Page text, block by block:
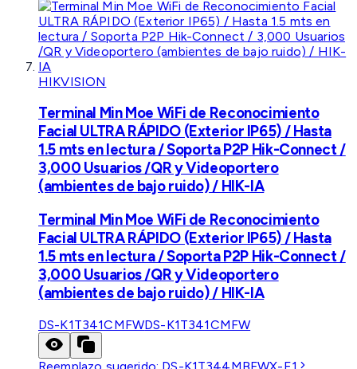
HIKVISION
Terminal Min Moe WiFi de Reconocimiento
Facial ULTRA RÁPIDO (Exterior IP65) / Hasta
1.5 mts en lectura / Soporta P2P Hik-Connect /
3,000 Usuarios /QR y Videoportero
(ambientes de bajo ruido) / HIK-IA
Terminal Min Moe WiFi de Reconocimiento
Facial ULTRA RÁPIDO (Exterior IP65) / Hasta
1.5 mts en lectura / Soporta P2P Hik-Connect /
3,000 Usuarios /QR y Videoportero
(ambientes de bajo ruido) / HIK-IA
DS-K1T341CMFWDS-K1T341CMFW